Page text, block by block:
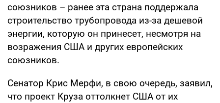
союзников – ранее эта страна поддержала
строительство трубопровода из-за дешевой
энергии, которую он принесет, несмотря на
возражения США и других европейских
союзников.
Сенатор Крис Мерфи, в свою очередь, заявил,
что проект Круза оттолкнет США от их